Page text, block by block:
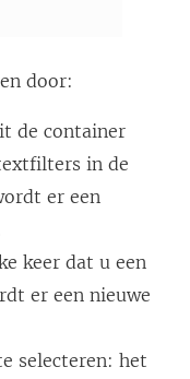
door:
de container
in de
er een
keer dat u een
er een nieuwe
selecteren: het